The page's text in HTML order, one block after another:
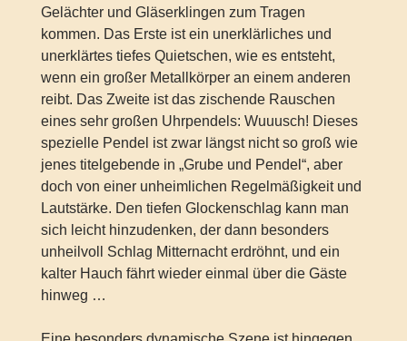
Gelächter und Gläserklingen zum Tragen
kommen. Das Erste ist ein unerklärliches und
unerklärtes tiefes Quietschen, wie es entsteht,
wenn ein großer Metallkörper an einem anderen
reibt. Das Zweite ist das zischende Rauschen
eines sehr großen Uhrpendels: Wuuusch! Dieses
spezielle Pendel ist zwar längst nicht so groß wie
jenes titelgebende in „Grube und Pendel“, aber
doch von einer unheimlichen Regelmäßigkeit und
Lautstärke. Den tiefen Glockenschlag kann man
sich leicht hinzudenken, der dann besonders
unheilvoll Schlag Mitternacht erdröhnt, und ein
kalter Hauch fährt wieder einmal über die Gäste
hinweg …